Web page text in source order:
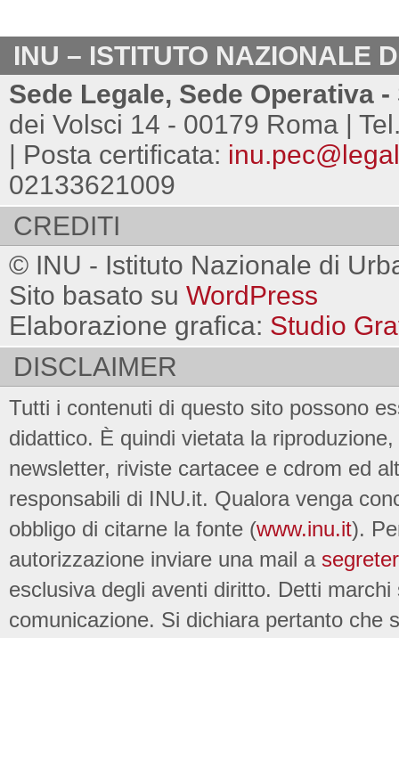
INU – ISTITUTO NAZIONALE
Sede Legale, Sede Operativa
dei Volsci 14 - 00179 Roma |
| Posta certificata:
02133621009
CREDITI
© INU - Istituto Nazionale di
Sito basato su WordPress
Elaborazione grafica: Studio
DISCLAIMER
Tutti i contenuti di questo sito possono
didattico. È quindi vietata la
newsletter, riviste cartacee e cdrom ed
responsabili di INU.it. Qualora venga
obbligo di citarne la fonte (www.inu.it).
autorizzazione inviare una mail a
esclusiva degli aventi diritto. Detti
comunicazione. Si dichiara pertanto che